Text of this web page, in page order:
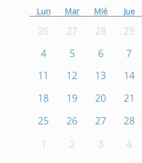
Lun Mar Mié Jue
26 27 28 29
4
5 6 7
11
12 13 14
18
19 20 21
25
26 27 28
1
2 3 4